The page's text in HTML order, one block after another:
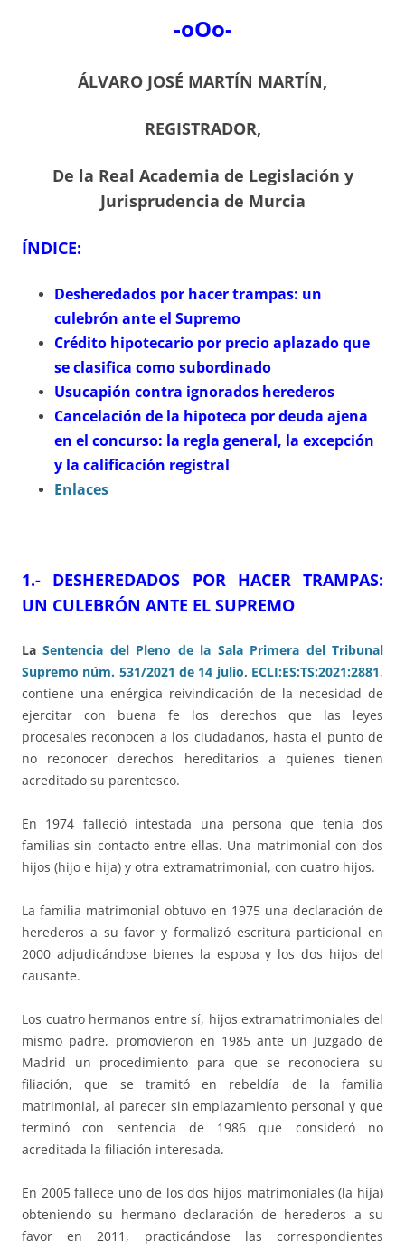
-oOo-
ÁLVARO JOSÉ MARTÍN MARTÍN,
REGISTRADOR,
De la Real Academia de Legislación y
Jurisprudencia de Murcia
ÍNDICE:
Desheredados por hacer trampas: un
culebrón ante el Supremo
Crédito hipotecario por precio aplazado que
se clasifica como subordinado
Usucapión contra ignorados herederos
Cancelación de la hipoteca por deuda ajena
en el concurso: la regla general, la excepción
y la calificación registral
Enlaces
1.- DESHEREDADOS POR HACER TRAMPAS:
UN CULEBRÓN ANTE EL SUPREMO
LaSentencia del Pleno de la Sala Primera del Tribunal
Supremo núm. 531/2021 de 14 julio, ECLI:ES:TS:2021:2881,
contiene una enérgica reivindicación de la necesidad de
ejercitar con buena fe los derechos que las leyes
procesales reconocen a los ciudadanos, hasta el punto de
no reconocer derechos hereditarios a quienes tienen
acreditado su parentesco.
En 1974 falleció intestada una persona que tenía dos
familias sin contacto entre ellas. Una matrimonial con dos
hijos (hijo e hija) y otra extramatrimonial, con cuatro hijos.
La familia matrimonial obtuvo en 1975 una declaración de
herederos a su favor y formalizó escritura particional en
2000 adjudicándose bienes la esposa y los dos hijos del
causante.
Los cuatro hermanos entre sí, hijos extramatrimoniales del
mismo padre, promovieron en 1985 ante un Juzgado de
Madrid un procedimiento para que se reconociera su
filiación, que se tramitó en rebeldía de la familia
matrimonial, al parecer sin emplazamiento personal y que
terminó con sentencia de 1986 que consideró no
acreditada la filiación interesada.
En 2005 fallece uno de los dos hijos matrimoniales (la hija)
obteniendo su hermano declaración de herederos a su
favor en 2011, practicándose las correspondientes